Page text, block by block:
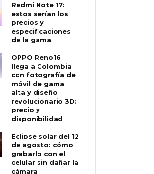
Redmi Note 17:
estos serían los
precios y
especificaciones
de la gama
OPPO Reno16
llega a Colombia
con fotografía de
móvil de gama
alta y diseño
revolucionario 3D:
precio y
disponibilidad
Eclipse solar del 12
de agosto: cómo
grabarlo con el
celular sin dañar la
cámara